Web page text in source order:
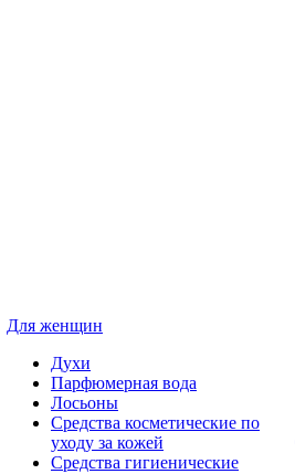
Для женщин
Духи
Парфюмерная вода
Лосьоны
Средства косметические по
уходу за кожей
Средства гигиенические